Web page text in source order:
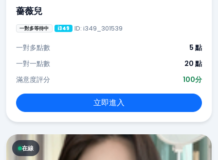
薔薇兒
一對多等待中 i349 ID: i349_301539
一對多點數
5 點
一對一點數
20 點
滿意度評分
100分
立即進入
在線